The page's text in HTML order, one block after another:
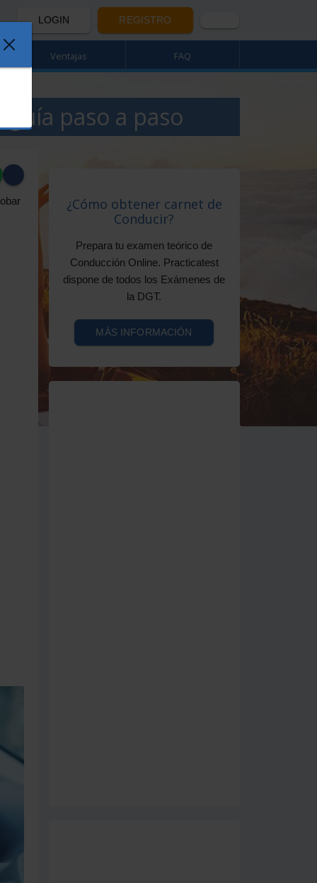
LOGIN REGISTRO
Ventajas FAQ
paso a paso
¿Cómo obtener carnet de
Conducir?
Prepara tu examen teórico de
Conducción Online. Practicatest
dispone de todos los Exámenes de
la DGT.
MÁS INFORMACIÓN